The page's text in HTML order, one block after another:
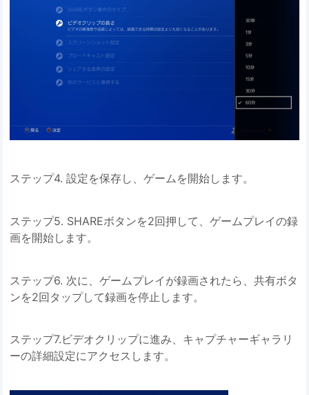
ステップ4. 設定を保存し、ゲームを開始します。
ステップ5. SHAREボタンを2回押して、ゲームプレイの録
画を開始します。
ステップ6. 次に、ゲームプレイが録画されたら、共有ボタ
ンを2回タップして録画を停止します。
ステップ7.ビデオクリップに進み、キャプチャーギャラリ
ーの詳細設定にアクセスします。